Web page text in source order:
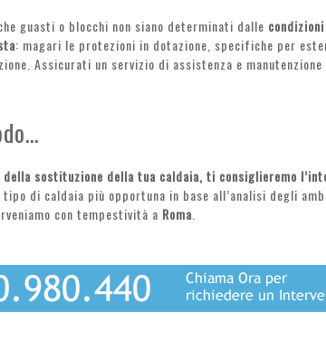
guasti o blocchi non siano determinati dalle
: magari le protezioni in dotazione, specifiche per
Assicurati un servizio di assistenza e
sostituzione della tua caldaia, ti consiglieremo
di caldaia più opportuna in base all’analisi degli
con tempestività a Roma.